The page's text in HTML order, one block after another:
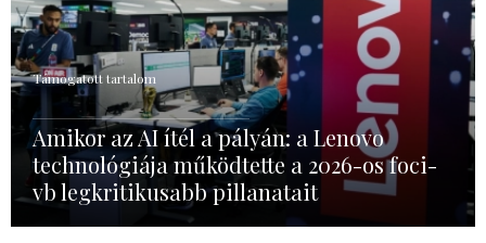
Támogatott tartalom
Amikor az AI ítél a pályán: a Lenovo
technológiája működtette a 2026-os foci-
vb legkritikusabb pillanatait